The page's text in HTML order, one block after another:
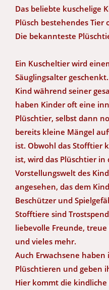
Das beliebte kuschelige
Plüsch bestehendes Tier
Die bekannteste
Ein Kuscheltier wird
Säuglingsalter
Kind während seiner
haben Kinder oft eine
Plüschtier, selbst dann
bereits kleine Mängel
ist. Obwohl das Stofftier
ist, wird das Plüschtier
Vorstellungswelt des
angesehen, das dem
Beschützer und
Stofftiere sind
liebevolle Freunde,
und vieles mehr.
Auch Erwachsene
Plüschtieren und geben
Hier kommt die